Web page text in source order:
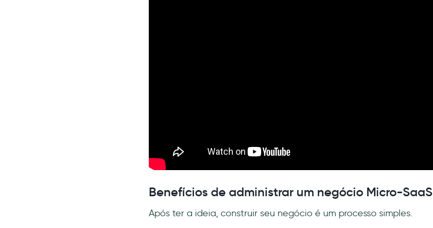
Benefícios de administrar um negócio Micro-SaaS
Após ter a ideia, construir seu negócio é um processo simples.